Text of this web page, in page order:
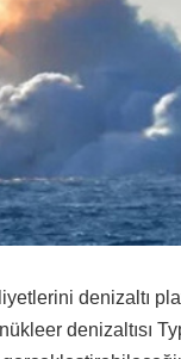
denizaltı
denizaltısı